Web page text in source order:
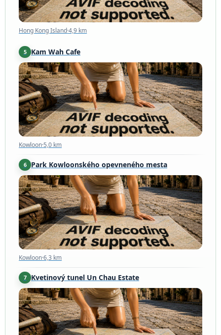
Hong Kong Island·4,9 km
5 Kam Wah Cafe
Kowloon·5,0 km
Kowloon·5,0 km
6 Park Kowloonského opevneného mesta
Kowloon·6,3 km
Kowloon·6,3 km
7 Kvetinový tunel Un Chau Estate
Kowloon·6,9 km